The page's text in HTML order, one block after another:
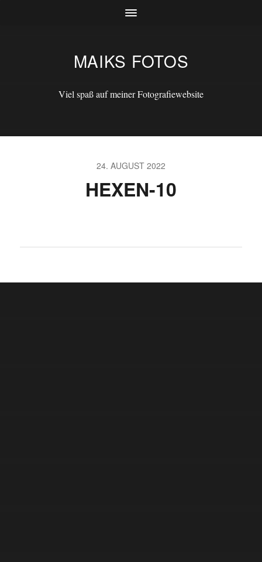
MAIKS FOTOS
Viel spaß auf meiner Fotografiewebsite
24. AUGUST 2022
HEXEN-10